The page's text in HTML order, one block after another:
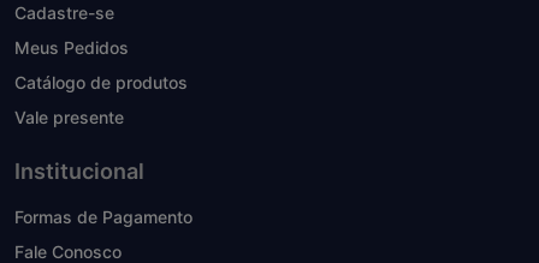
Cadastre-se
Meus Pedidos
Catálogo de produtos
Vale presente
Institucional
Formas de Pagamento
Fale Conosco